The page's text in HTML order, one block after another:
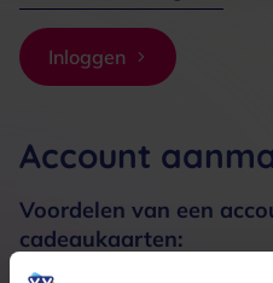
Inloggen
Account
Voordelen van een
cadeaukaarten: